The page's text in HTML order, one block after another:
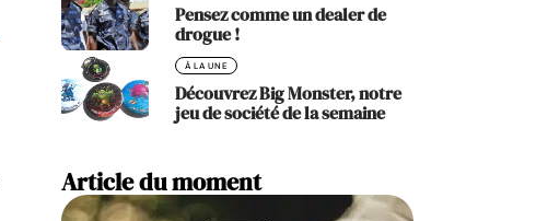
Pensez comme un dealer de
drogue !
À LA UNE
Découvrez Big Monster, notre
jeu de société de la semaine
Article du moment